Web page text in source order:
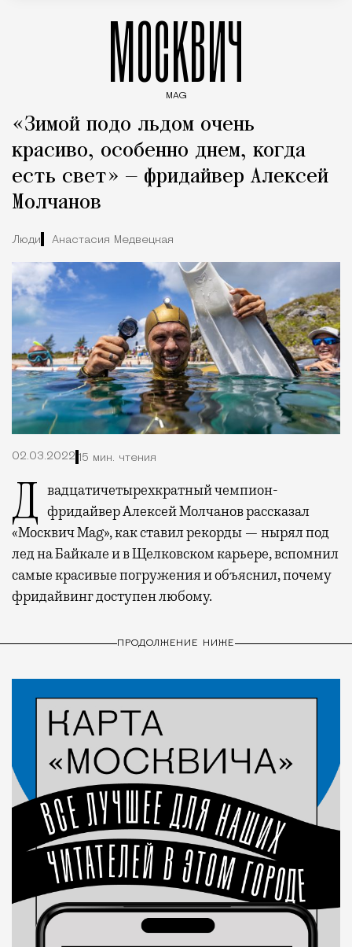
МОСКВИЧ
MAG
«Зимой подо льдом очень
красиво, особенно днем, когда
есть свет» — фридайвер Алексей
Молчанов
Люди Анастасия Медвецкая
02.03.2022 15 мин. чтения
Двадцатичетырехкратный чемпион- фридайвер Алексей Молчанов рассказал
«Москвич Mag», как ставил рекорды — нырял под
лед на Байкале и в Щелковском карьере, вспомнил
самые красивые погружения и объяснил, почему
фридайвинг доступен любому.
ПРОДОЛЖЕНИЕ НИЖЕ